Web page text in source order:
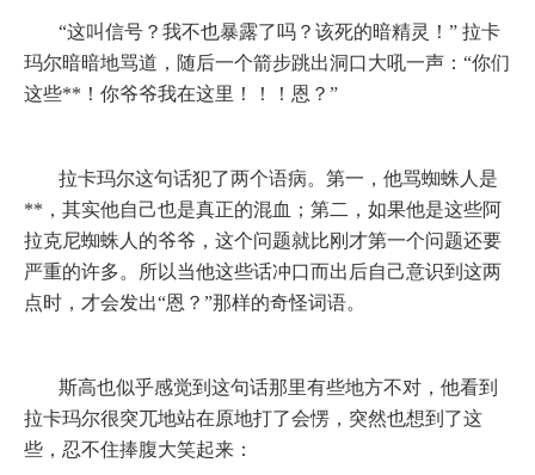
“这叫信号？我不也暴露了吗？该死的暗精灵！” 拉卡
玛尔暗暗地骂道，随后一个箭步跳出洞口大吼一声：“你们
这些**！你爷爷我在这里！！！恩？”
拉卡玛尔这句话犯了两个语病。第一，他骂蜘蛛人是
**，其实他自己也是真正的混血；第二，如果他是这些阿
拉克尼蜘蛛人的爷爷，这个问题就比刚才第一个问题还要
严重的许多。所以当他这些话冲口而出后自己意识到这两
点时，才会发出“恩？”那样的奇怪词语。
斯高也似乎感觉到这句话那里有些地方不对，他看到
拉卡玛尔很突兀地站在原地打了会愣，突然也想到了这
些，忍不住捧腹大笑起来：